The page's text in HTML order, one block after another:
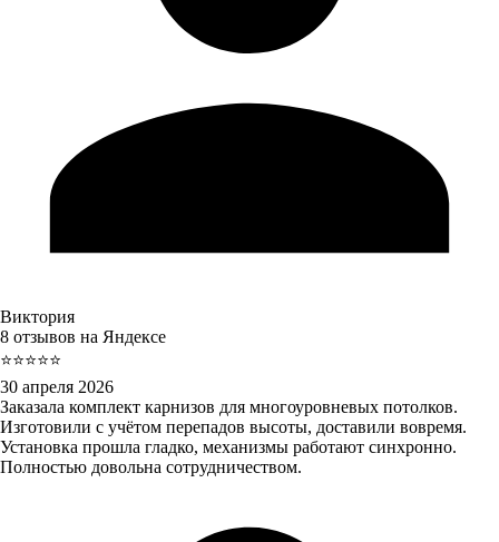
Виктория
8 отзывов на Яндексе
⭐⭐⭐⭐⭐
30 апреля 2026
Заказала комплект карнизов для многоуровневых потолков.
Изготовили с учётом перепадов высоты, доставили вовремя.
Установка прошла гладко, механизмы работают синхронно.
Полностью довольна сотрудничеством.